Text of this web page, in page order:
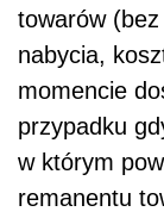
towarów
nabycia,
momencie
przypadku
w którym
remanentu